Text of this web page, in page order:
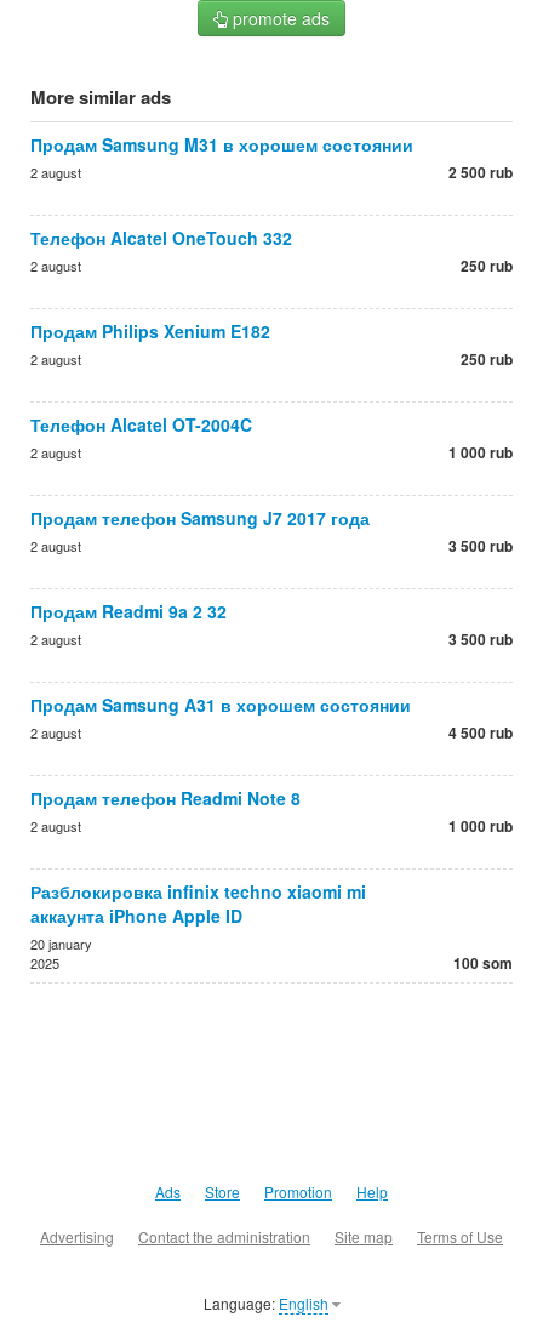
promote ads
More similar ads
Продам Samsung M31 в хорошем состоянии
2 august 2 500 rub
Телефон Alcatel OneTouch 332
2 august 250 rub
Продам Philips Xenium E182
2 august 250 rub
Телефон Alcatel OT-2004C
2 august 1 000 rub
Продам телефон Samsung J7 2017 года
2 august 3 500 rub
Продам Readmi 9a 2 32
2 august 3 500 rub
Продам Samsung A31 в хорошем состоянии
2 august 4 500 rub
Продам телефон Readmi Note 8
2 august 1 000 rub
Разблокировка infinix techno xiaomi mi
аккаунта iPhone Apple ID
20 january
2025
100 som
Ads Store Promotion Help
Advertising Contact the administration Site map Terms of Use
Language: English